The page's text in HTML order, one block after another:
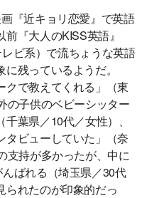
『近キョリ恋愛』で英語
『大人のKISS英語』
ビ系）で流ちょうな英語
残っているようだ。
クで教えてくれる」（東
の子供のベビーシッター
葉県／10代／女性）、
タビューしていた」（奈
支持が多かったが、中に
ばれる（埼玉県／30代
られたのが印象的だっ